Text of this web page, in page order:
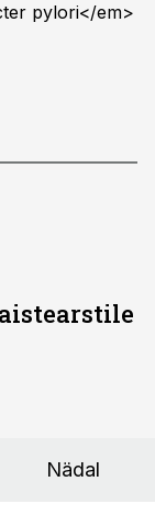
pylori</em>
Nädal